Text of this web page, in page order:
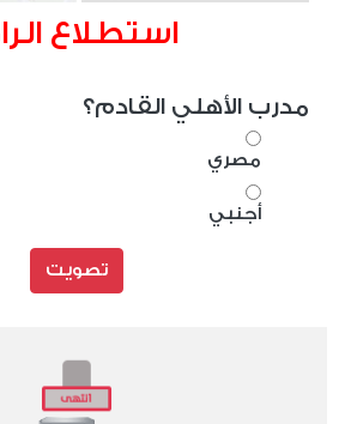
استطلاع
مدرب الأهلي القادم؟
مصري
أجنبي
تصويت